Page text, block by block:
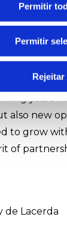
Permitir
Permitir
Rejeitar
be decisive.
with
with a clear
years
also new
to grow
of
de Lacerda